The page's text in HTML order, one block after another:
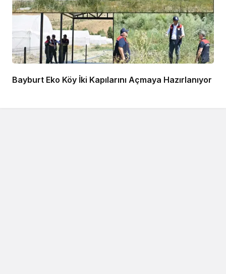
Bayburt Eko Köy İki Kapılarını Açmaya Hazırlanıyor